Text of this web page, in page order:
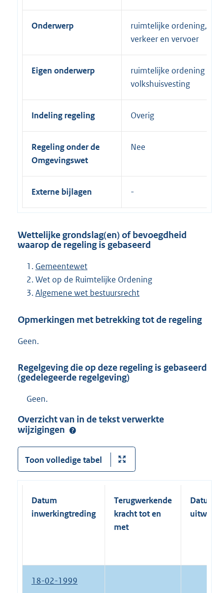
Onderwerp
ruimtelijke ordening,
verkeer en vervoer
Eigen onderwerp
ruimtelijke ordening en
volkshuisvesting
Indeling regeling Overig
Regeling onder de
Omgevingswet
Nee
Externe bijlagen
Wettelijke grondslag(en) of bevoegdheid
waarop de regeling is gebaseerd
Gemeentewet
Wet op de Ruimtelijke Ordening
Algemene wet bestuursrecht
Opmerkingen met betrekking tot de regeling
Geen.
Regelgeving die op deze regeling is gebaseerd
(gedelegeerde regelgeving)
Geen.
Overzicht van in de tekst verwerkte
wijzigingen
Toon volledige tabel
Datum
inwerkingtreding
Terugwerkende
kracht tot en
met
Datum
18-02-1999